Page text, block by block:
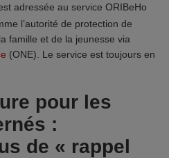
adressée au service ORIBeHo
l’autorité de protection de
famille et de la jeunesse via
(ONE). Le service est toujours en
pour les
:
de « rappel